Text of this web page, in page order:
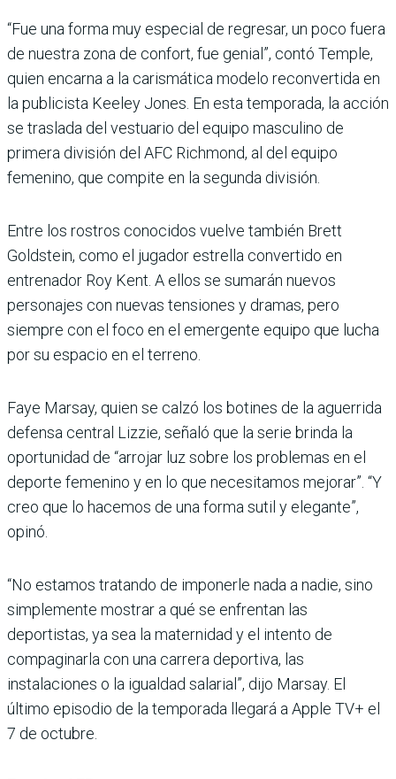
“Fue una forma muy especial de regresar, un poco fuera
de nuestra zona de confort, fue genial”, contó Temple,
quien encarna a la carismática modelo reconvertida en
la publicista Keeley Jones. En esta temporada, la acción
se traslada del vestuario del equipo masculino de
primera división del AFC Richmond, al del equipo
femenino, que compite en la segunda división.
Entre los rostros conocidos vuelve también Brett
Goldstein, como el jugador estrella convertido en
entrenador Roy Kent. A ellos se sumarán nuevos
personajes con nuevas tensiones y dramas, pero
siempre con el foco en el emergente equipo que lucha
por su espacio en el terreno.
Faye Marsay, quien se calzó los botines de la aguerrida
defensa central Lizzie, señaló que la serie brinda la
oportunidad de “arrojar luz sobre los problemas en el
deporte femenino y en lo que necesitamos mejorar”. “Y
creo que lo hacemos de una forma sutil y elegante”,
opinó.
“No estamos tratando de imponerle nada a nadie, sino
simplemente mostrar a qué se enfrentan las
deportistas, ya sea la maternidad y el intento de
compaginarla con una carrera deportiva, las
instalaciones o la igualdad salarial”, dijo Marsay. El
último episodio de la temporada llegará a Apple TV+ el
7 de octubre.